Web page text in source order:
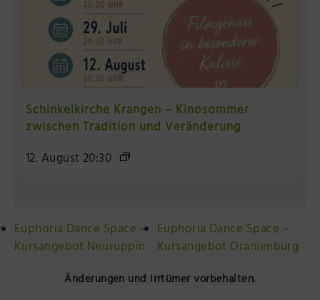
Schinkelkirche Krangen – Kinosommer
zwischen Tradition und Veränderung
12. August 20:30
Euphoria Dance Space –
Kursangebot Neuruppin
Euphoria Dance Space –
Kursangebot Oranienburg
Änderungen und Irrtümer vorbehalten.